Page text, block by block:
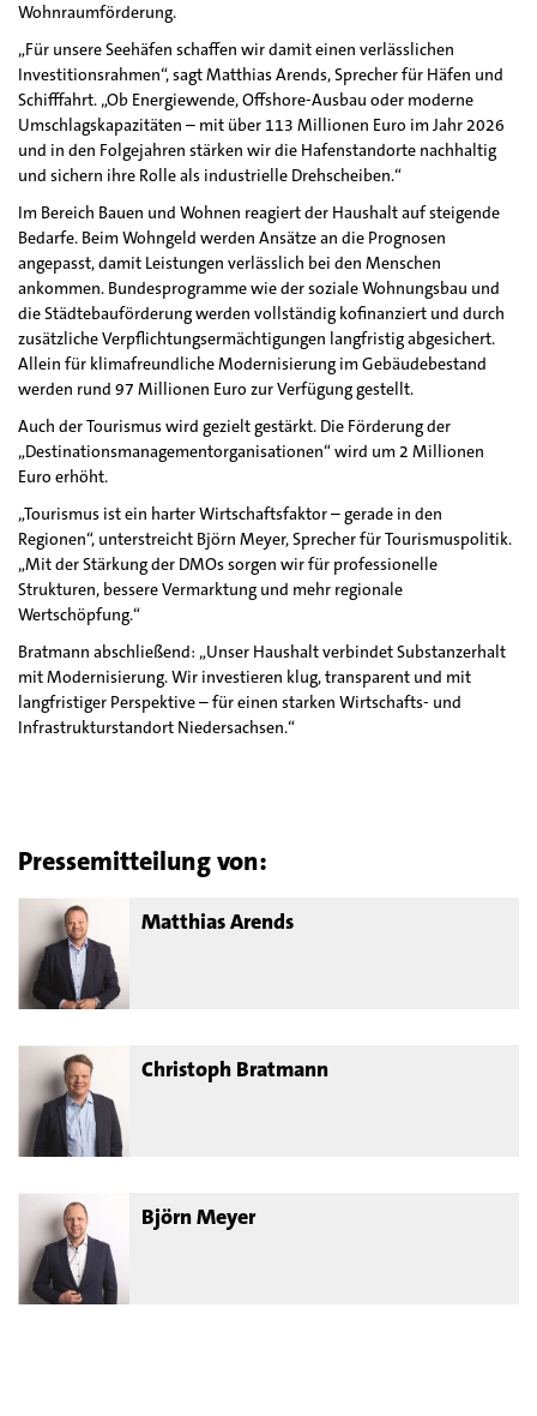
Wohnraumförderung.
„Für unsere Seehäfen schaffen wir damit einen verlässlichen
Investitionsrahmen“, sagt Matthias Arends, Sprecher für Häfen und
Schifffahrt. „Ob Energiewende, Offshore-Ausbau oder moderne
Umschlagskapazitäten – mit über 113 Millionen Euro im Jahr 2026
und in den Folgejahren stärken wir die Hafenstandorte nachhaltig
und sichern ihre Rolle als industrielle Drehscheiben.“
Im Bereich Bauen und Wohnen reagiert der Haushalt auf steigende
Bedarfe. Beim Wohngeld werden Ansätze an die Prognosen
angepasst, damit Leistungen verlässlich bei den Menschen
ankommen. Bundesprogramme wie der soziale Wohnungsbau und
die Städtebauförderung werden vollständig kofinanziert und durch
zusätzliche Verpflichtungsermächtigungen langfristig abgesichert.
Allein für klimafreundliche Modernisierung im Gebäudebestand
werden rund 97 Millionen Euro zur Verfügung gestellt.
Auch der Tourismus wird gezielt gestärkt. Die Förderung der
„Destinationsmanagementorganisationen“ wird um 2 Millionen
Euro erhöht.
„Tourismus ist ein harter Wirtschaftsfaktor – gerade in den
Regionen“, unterstreicht Björn Meyer, Sprecher für Tourismuspolitik.
„Mit der Stärkung der DMOs sorgen wir für professionelle
Strukturen, bessere Vermarktung und mehr regionale
Wertschöpfung.“
Bratmann abschließend: „Unser Haushalt verbindet Substanzerhalt
mit Modernisierung. Wir investieren klug, transparent und mit
langfristiger Perspektive – für einen starken Wirtschafts- und
Infrastrukturstandort Niedersachsen.“
Pressemitteilung von:
Matthias Arends
Christoph Bratmann
Björn Meyer